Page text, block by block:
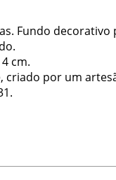
Fundo
cm.
criado por um